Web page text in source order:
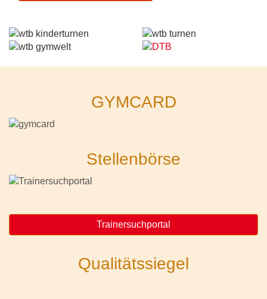
GYMCARD
Stellenbörse
Trainersuchportal
Qualitätssiegel